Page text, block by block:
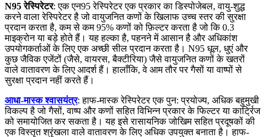
N95 रेस्पिरेटर: एक एन95 रेस्पिरेटर एक प्रकार का डिस्पोजेबल, वायु-शुद्ध
करने वाला रेस्पिरेटर है जो वायुजनित कणों के खिलाफ उच्च स्तर की सुरक्षा
प्रदान करता है, कम से कम 95% कणों को फ़िल्टर करता है जो कि 0.3
माइक्रोन या बड़े होते हैं। यह हल्का है, पहनने में आसान है और अधिकांश
उपयोगकर्ताओं के लिए एक अच्छी सील प्रदान करता है। N95 धूल, धुएं और
कुछ जैविक एजेंटों (जैसे, वायरस, बैक्टीरिया) जैसे वायुजनित कणों के खतरों
वाले वातावरण के लिए आदर्श हैं। हालाँकि, वे आम तौर पर गैसों या वाष्पों से
सुरक्षा प्रदान नहीं करते हैं।
आधा-मास्क श्वासयंत्र: हाफ-मास्क रेस्पिरेटर एक पुन: प्रयोज्य, अधिक बहुमुखी
विकल्प है जो गैसों, वाष्प और कणों सहित विभिन्न प्रकार के फिल्टर या कार्ट्रिज
को समायोजित कर सकता है। यह इसे रासायनिक जोखिम सहित प्रदूषकों की
एक विस्तृत श्रृंखला वाले वातावरण के लिए अधिक उपयुक्त बनाता है। हाफ-